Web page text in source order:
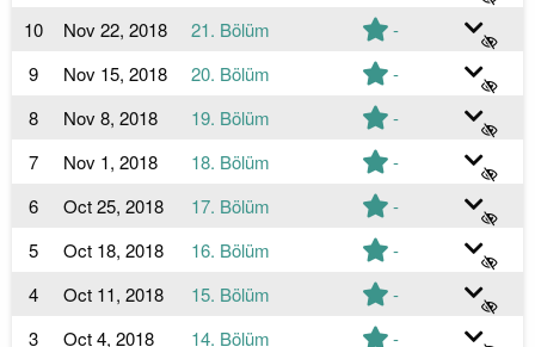
10
Nov 22, 2018 21. Bölüm
-
9
Nov 15, 2018 20. Bölüm
-
8
Nov 8, 2018 19. Bölüm
-
7
Nov 1, 2018 18. Bölüm
-
6
Oct 25, 2018 17. Bölüm
-
5
Oct 18, 2018 16. Bölüm
-
4
Oct 11, 2018 15. Bölüm
-
3
Oct 4, 2018 14. Bölüm
-